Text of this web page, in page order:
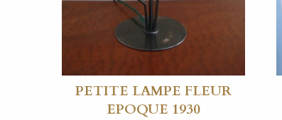
PETITE LAMPE FLEUR
EPOQUE 1930